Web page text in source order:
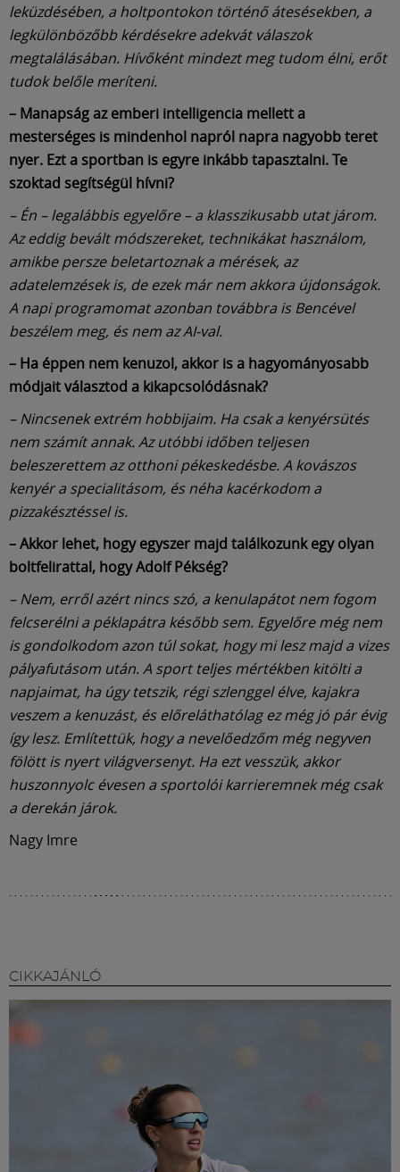
leküzdésében, a holtpontokon történő átesésekben, a
legkülönbözőbb kérdésekre adekvát válaszok
megtalálásában. Hívőként mindezt meg tudom élni, erőt
tudok belőle meríteni.
– Manapság az emberi intelligencia mellett a
mesterséges is mindenhol napról napra nagyobb teret
nyer. Ezt a sportban is egyre inkább tapasztalni. Te
szoktad segítségül hívni?
– Én – legalábbis egyelőre – a klasszikusabb utat járom.
Az eddig bevált módszereket, technikákat használom,
amikbe persze beletartoznak a mérések, az
adatelemzések is, de ezek már nem akkora újdonságok.
A napi programomat azonban továbbra is Bencével
beszélem meg, és nem az AI-val.
– Ha éppen nem kenuzol, akkor is a hagyományosabb
módjait választod a kikapcsolódásnak?
– Nincsenek extrém hobbijaim. Ha csak a kenyérsütés
nem számít annak. Az utóbbi időben teljesen
beleszerettem az otthoni pékeskedésbe. A kovászos
kenyér a specialitásom, és néha kacérkodom a
pizzakésztéssel is.
– Akkor lehet, hogy egyszer majd találkozunk egy olyan
boltfelirattal, hogy Adolf Pékség?
– Nem, erről azért nincs szó, a kenulapátot nem fogom
felcserélni a péklapátra később sem. Egyelőre még nem
is gondolkodom azon túl sokat, hogy mi lesz majd a vizes
pályafutásom után. A sport teljes mértékben kitölti a
napjaimat, ha úgy tetszik, régi szlenggel élve, kajakra
veszem a kenuzást, és előreláthatólag ez még jó pár évig
így lesz. Említettük, hogy a nevelőedzőm még negyven
fölött is nyert világversenyt. Ha ezt vesszük, akkor
huszonnyolc évesen a sportolói karrieremnek még csak
a derekán járok.
Nagy Imre
CIKKAJÁNLÓ